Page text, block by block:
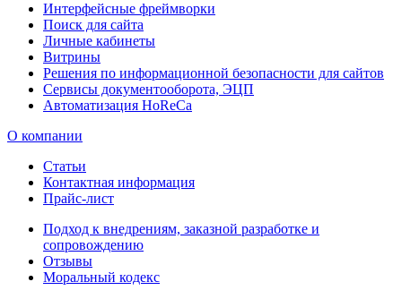
Интерфейсные фреймворки
Поиск для сайта
Личные кабинеты
Витрины
Решения по информационной безопасности для сайтов
Сервисы документооборота, ЭЦП
Автоматизация HoReCa
О компании
Статьи
Контактная информация
Прайс-лист
Подход к внедрениям, заказной разработке и
сопровождению
Отзывы
Моральный кодекс